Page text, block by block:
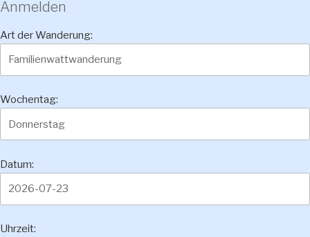
Anmelden
Art der Wanderung:
Wochentag:
Datum:
Uhrzeit: